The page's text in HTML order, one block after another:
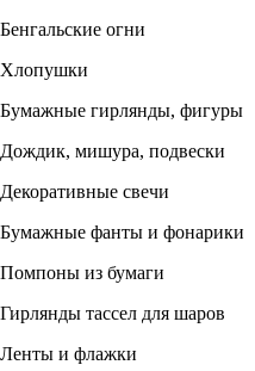
Бенгальские огни
Хлопушки
Бумажные гирлянды, фигуры
Дождик, мишура, подвески
Декоративные свечи
Бумажные фанты и фонарики
Помпоны из бумаги
Гирлянды тассел для шаров
Ленты и флажки